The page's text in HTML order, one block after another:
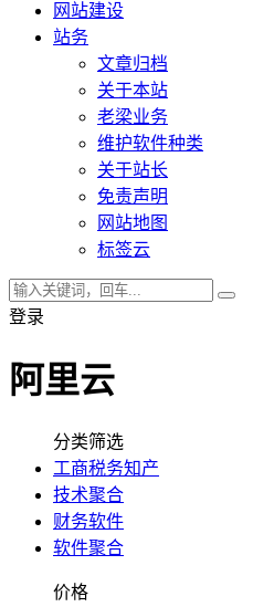
网站建设
站务
文章归档
关于本站
老梁业务
维护软件种类
关于站长
免责声明
网站地图
标签云
登录
阿里云
分类筛选
工商税务知产
技术聚合
财务软件
软件聚合
价格